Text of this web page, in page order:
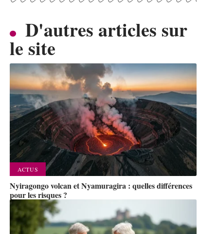
D'autres articles sur
le site
ACTUS
Nyiragongo volcan et Nyamuragira : quelles différences
pour les risques ?